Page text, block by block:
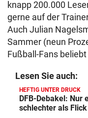
knapp 200.000
gerne auf der
Auch Julian
Sammer (neun
Fußball-Fans
Lesen Sie auch:
HEFTIG UNTER DRUCK
DFB-Debakel: Nur
schlechter als Flick